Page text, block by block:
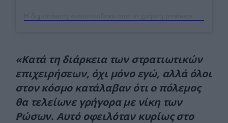
«Κατά τη διάρκεια των στρατιωτικών
επιχειρήσεων, όχι μόνο εγώ, αλλά όλοι
στον κόσμο κατάλαβαν ότι ο πόλεμος
θα τελείωνε γρήγορα με νίκη των
Ρώσων. Αυτό οφειλόταν κυρίως στο